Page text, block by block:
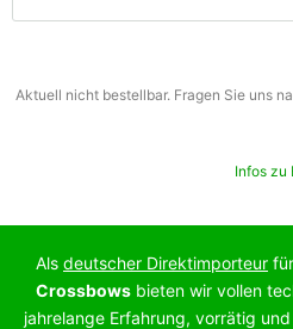
Aktuell nicht bestellbar. Fragen Sie uns
Infos zu
Als deutscher Direktimporteur
Crossbows bieten wir vollen
jahrelange Erfahrung, vorrätig